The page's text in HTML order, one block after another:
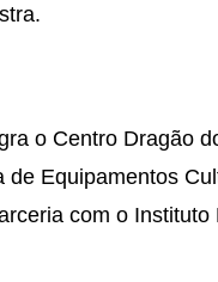
o Centro Dragão
Equipamentos
com o Instituto